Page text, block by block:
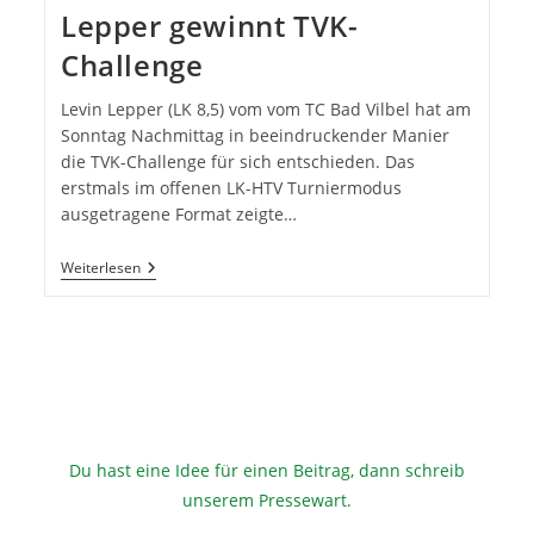
Lepper gewinnt TVK-
Challenge
Levin Lepper (LK 8,5) vom vom TC Bad Vilbel hat am
Sonntag Nachmittag in beeindruckender Manier
die TVK-Challenge für sich entschieden. Das
erstmals im offenen LK-HTV Turniermodus
ausgetragene Format zeigte…
WeiterlesenLepper
Gewinnt
Du hast eine Idee für einen Beitrag, dann schreib
unserem Pressewart.